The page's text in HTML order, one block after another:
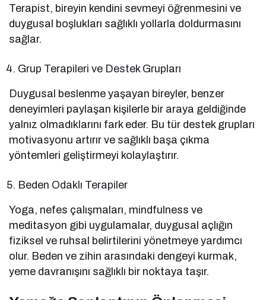
Terapist, bireyin kendini sevmeyi öğrenmesini ve
duygusal boşlukları sağlıklı yollarla doldurmasını
sağlar.
Grup Terapileri ve Destek Grupları
Duygusal beslenme yaşayan bireyler, benzer
deneyimleri paylaşan kişilerle bir araya geldiğinde
yalnız olmadıklarını fark eder. Bu tür destek grupları
motivasyonu artırır ve sağlıklı başa çıkma
yöntemleri geliştirmeyi kolaylaştırır.
Beden Odaklı Terapiler
Yoga, nefes çalışmaları, mindfulness ve
meditasyon gibi uygulamalar, duygusal açlığın
fiziksel ve ruhsal belirtilerini yönetmeye yardımcı
olur. Beden ve zihin arasındaki dengeyi kurmak,
yeme davranışını sağlıklı bir noktaya taşır.